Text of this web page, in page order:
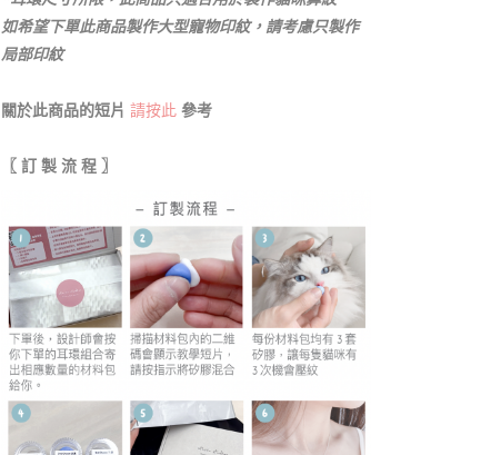
$ 3,180.00
如希望下單此商品製作大型寵物印紋，請考慮只製作
局部印紋
關於此商品的短片 請按此 參考
〖 訂 製 流 程 〗